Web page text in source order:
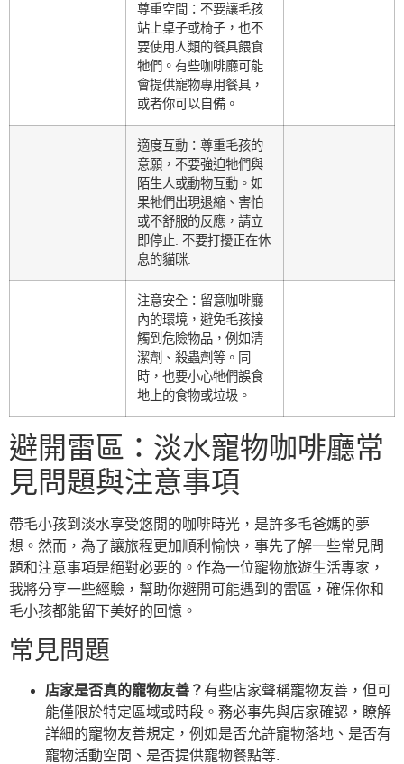
尊重空間：不要讓毛孩
站上桌子或椅子，也不
要使用人類的餐具餵食
牠們。有些咖啡廳可能
會提供寵物專用餐具，
或者你可以自備。
適度互動：尊重毛孩的
意願，不要強迫牠們與
陌生人或動物互動。如
果牠們出現退縮、害怕
或不舒服的反應，請立
即停止. 不要打擾正在休
息的貓咪.
注意安全：留意咖啡廳
內的環境，避免毛孩接
觸到危險物品，例如清
潔劑、殺蟲劑等。同
時，也要小心牠們誤食
地上的食物或垃圾。
避開雷區：淡水寵物咖啡廳常
見問題與注意事項
帶毛小孩到淡水享受悠閒的咖啡時光，是許多毛爸媽的夢
想。然而，為了讓旅程更加順利愉快，事先了解一些常見問
題和注意事項是絕對必要的。作為一位寵物旅遊生活專家，
我將分享一些經驗，幫助你避開可能遇到的雷區，確保你和
毛小孩都能留下美好的回憶。
常見問題
店家是否真的寵物友善？ 有些店家聲稱寵物友善，但可
能僅限於特定區域或時段。務必事先與店家確認，瞭解
詳細的寵物友善規定，例如是否允許寵物落地、是否有
寵物活動空間、是否提供寵物餐點等.